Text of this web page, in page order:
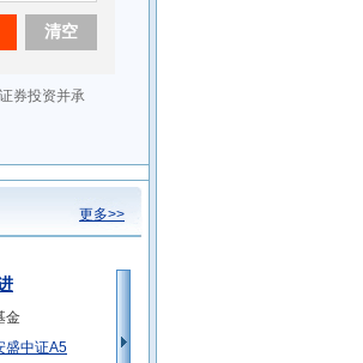
更多>>
金
盛中证A5